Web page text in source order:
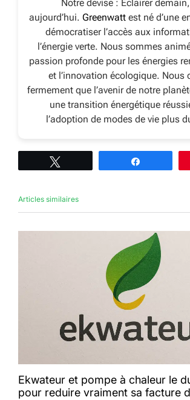
Notre devise : Éclairer
aujourd’hui. Greenwattest né d’une
démocratiser l’accès aux
l’énergie verte. Nous sommes
passion profonde pour les énergies
et l’innovation écologique. Nous
fermement que l’avenir de notre
une transition énergétique
l’adoption de modes de vie plus
Articles similaires
Ekwateur et pompe à chaleur le
pour reduire vraiment sa facture